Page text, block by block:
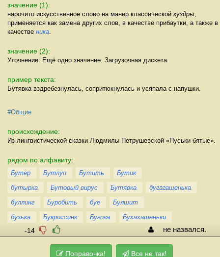
значение (1):
нарочито искусственное слово на манер классической куздры
применяется как замена других слов, в качестве прибаутки, а также в
качестве ника
значение (2):
Уточнение: Ещё одно значение: Загрузочная дискета.
пример текста:
Бутявка вздребезнулась, сопритюкнулась и усяпала с напушки.
#Общие
происхождение:
Из лингвистической сказки Людмилы Петрушевской «Пуськи бятые».
рядом по алфавиту:
Бутер Бутлуп Бутить
Бутик
бутырка
Бутовый вирус Бутявка
бугагашенька
буллинг
Буробить буе
Булшит
бузька
Букроссинг Бугога Бухахашеньки
-14 не назвался.
Поправочка! Все не так!